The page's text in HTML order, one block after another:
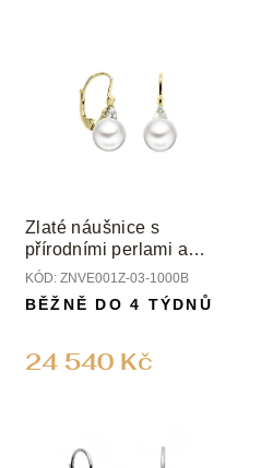
k
ů
o
d
u
k
ů
Zlaté náušnice s
přírodními perlami a
diamanty
KÓD: ZNVE001Z-03-1000B
24 540 Kč
BĚŽNĚ DO 4 TÝDNŮ